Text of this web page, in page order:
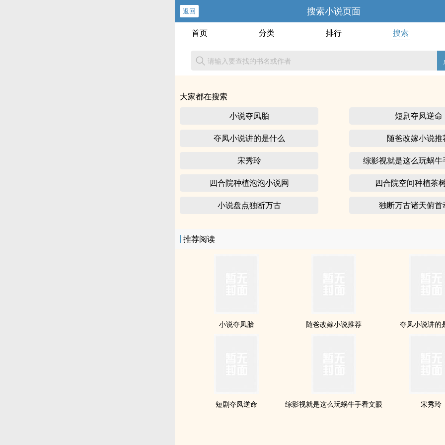
返回 搜索小说页面
首页 分类 排行 搜索
大家都在搜索
小说夺凤胎
短剧夺凤逆命
夺凤小说讲的是什么 随爸改嫁小说推
宋秀玲 综影视就是这么玩蜗牛
四合院种植泡泡小说网 四合院空间种植茶
小说盘点独断万古 独断万古诸天俯首
推荐阅读
小说夺凤胎 随爸改嫁小说推荐 夺凤小说讲的
短剧夺凤逆命 综影视就是这么玩蜗牛手看文眼 宋秀玲